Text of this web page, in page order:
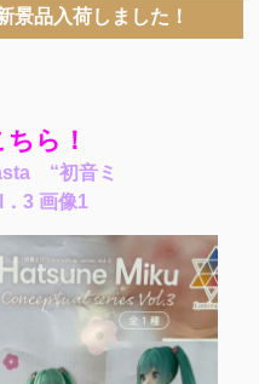
景品入荷しました！
ら！
“初音ミ
3 画像1